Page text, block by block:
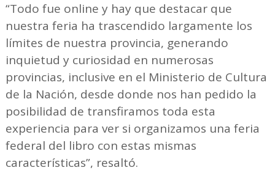
“Todo fue online y hay que destacar que
nuestra feria ha trascendido largamente los
límites de nuestra provincia, generando
inquietud y curiosidad en numerosas
provincias, inclusive en el Ministerio de Cultura
de la Nación, desde donde nos han pedido la
posibilidad de transfiramos toda esta
experiencia para ver si organizamos una feria
federal del libro con estas mismas
características”, resaltó.